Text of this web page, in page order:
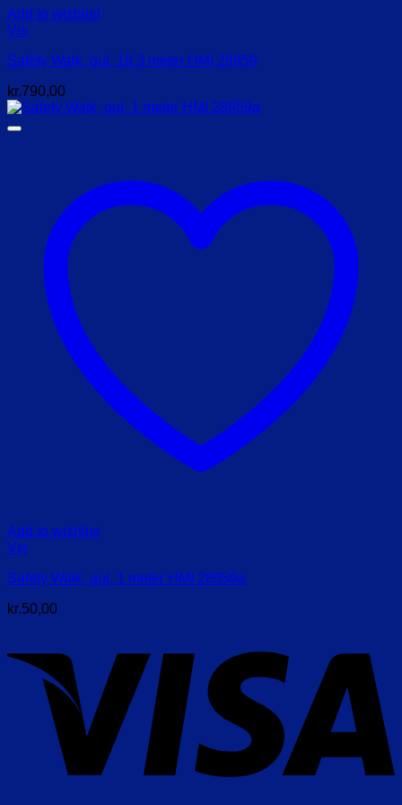
Add to wishlist
Vis
Safety Walk, gul, 18,3 meter HMI 28959
kr.790,00
Add to wishlist
Vis
Safety Walk, gul, 1 meter HMI 28959a
kr.50,00